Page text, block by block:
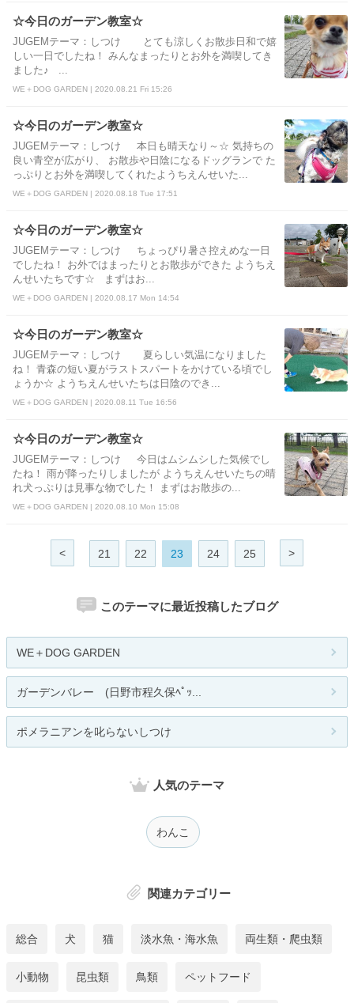
☆今日のガーデン教室☆
JUGEMテーマ：しつけ とても涼しくお散歩日和で嬉
しい一日でしたね！ みんなまったりとお外を満喫してき
ました♪ ...
WE＋DOG GARDEN | 2020.08.21 Fri 15:26
☆今日のガーデン教室☆
JUGEMテーマ：しつけ 本日も晴天なり～☆ 気持ちの
良い青空が広がり、 お散歩や日陰になるドッグランで た
っぷりとお外を満喫してくれたようちえんせいた...
WE＋DOG GARDEN | 2020.08.18 Tue 17:51
☆今日のガーデン教室☆
JUGEMテーマ：しつけ ちょっぴり暑さ控えめな一日
でしたね！ お外ではまったりとお散歩ができた ようちえ
んせいたちです☆ まずはお...
WE＋DOG GARDEN | 2020.08.17 Mon 14:54
☆今日のガーデン教室☆
JUGEMテーマ：しつけ 夏らしい気温になりました
ね！ 青森の短い夏がラストスパートをかけている頃でし
ょうか☆ ようちえんせいたちは日陰のでき...
WE＋DOG GARDEN | 2020.08.11 Tue 16:56
☆今日のガーデン教室☆
JUGEMテーマ：しつけ 今日はムシムシした気候でし
たね！ 雨が降ったりしましたが ようちえんせいたちの晴
れ犬っぷりは見事な物でした！ まずはお散歩の...
WE＋DOG GARDEN | 2020.08.10 Mon 15:08
< 21 22 23 24 25 >
このテーマに最近投稿したブログ
WE＋DOG GARDEN
ガーデンバレー (日野市程久保ﾍﾟｯ...
ポメラニアンを叱らないしつけ
人気のテーマ
わんこ
関連カテゴリー
総合 犬 猫 淡水魚・海水魚 両生類・爬虫類
小動物 昆虫類 鳥類 ペットフード